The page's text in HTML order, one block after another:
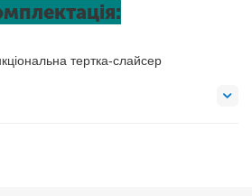
тертка-слайсер